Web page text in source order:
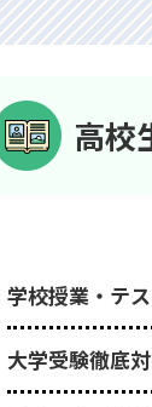
高校
学校授業・テ
⼤学受験徹底